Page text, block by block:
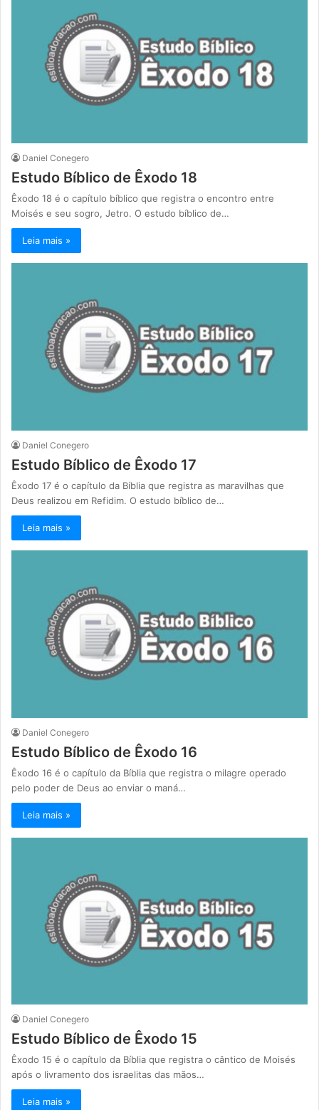
Daniel Conegero
Estudo Bíblico de Êxodo 18
Êxodo 18 é o capítulo bíblico que registra o encontro entre
Moisés e seu sogro, Jetro. O estudo bíblico de…
Leia mais »
Daniel Conegero
Estudo Bíblico de Êxodo 17
Êxodo 17 é o capítulo da Bíblia que registra as maravilhas que
Deus realizou em Refidim. O estudo bíblico de…
Leia mais »
Daniel Conegero
Estudo Bíblico de Êxodo 16
Êxodo 16 é o capítulo da Bíblia que registra o milagre operado
pelo poder de Deus ao enviar o maná…
Leia mais »
Daniel Conegero
Estudo Bíblico de Êxodo 15
Êxodo 15 é o capítulo da Bíblia que registra o cântico de Moisés
após o livramento dos israelitas das mãos…
Leia mais »